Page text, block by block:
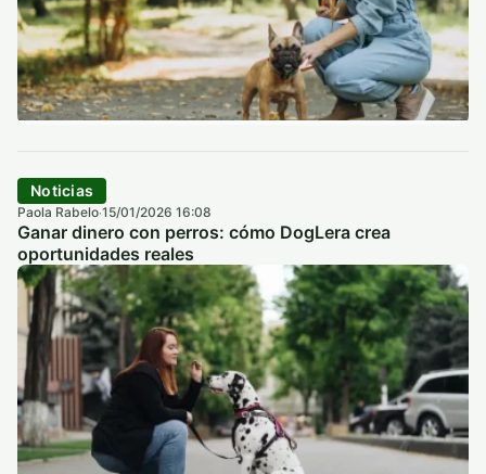
Noticias
Paola Rabelo·15/01/2026 16:08
Ganar dinero con perros: cómo DogLera crea
oportunidades reales